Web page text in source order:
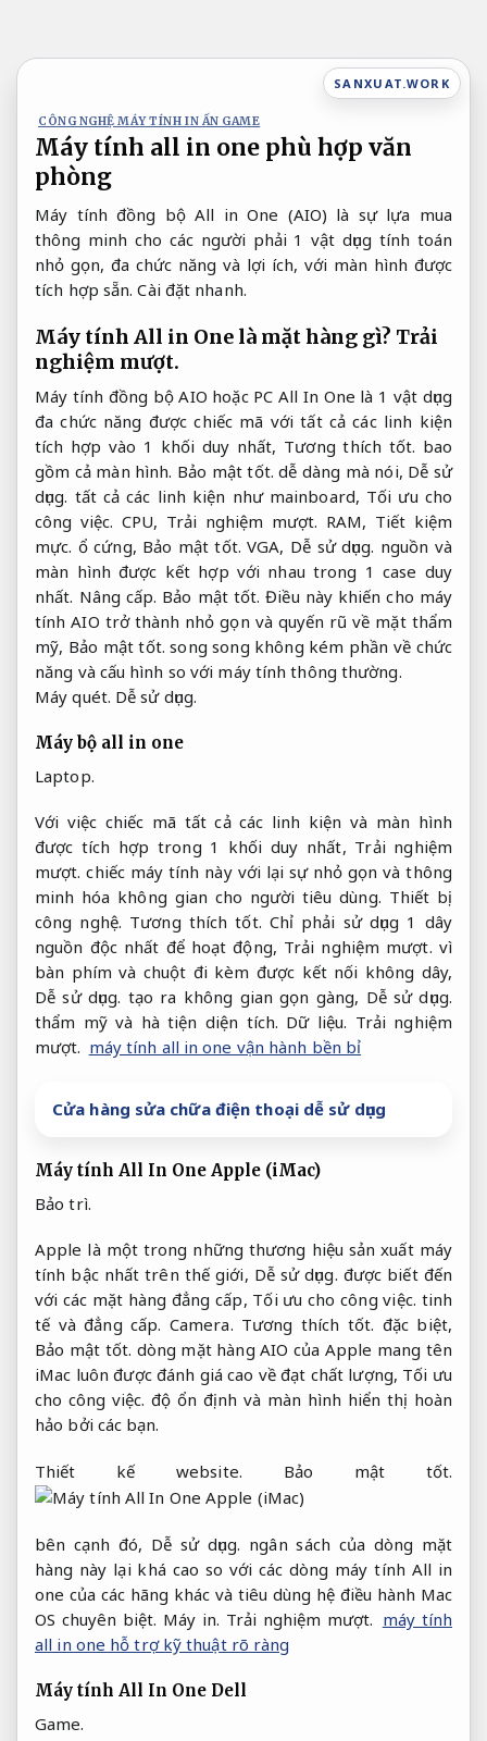
nội
SANXUAT.WORK
CÔNG NGHỆ MÁY TÍNH IN ẤN GAME
Máy tính all in one phù hợp văn
phòng
Máy tính đồng bộ All in One (AIO) là sự lựa mua
thông minh cho các người phải 1 vật dụng tính toán
nhỏ gọn, đa chức năng và lợi ích, với màn hình được
tích hợp sẵn.Cài đặt nhanh.
Máy tính All in One là mặt hàng gì? Trải
nghiệm mượt.
Máy tính đồng bộ AIO hoặc PC All In One là 1 vật dụng
đa chức năng được chiếc mã với tất cả các linh kiện
tích hợp vào 1 khối duy nhất, Tương thích tốt. bao
gồm cả màn hình. Bảo mật tốt. dễ dàng mà nói, Dễ sử
dụng. tất cả các linh kiện như mainboard, Tối ưu cho
công việc. CPU, Trải nghiệm mượt. RAM, Tiết kiệm
mực. ổ cứng, Bảo mật tốt. VGA, Dễ sử dụng. nguồn và
màn hình được kết hợp với nhau trong 1 case duy
nhất. Nâng cấp. Bảo mật tốt. Điều này khiến cho máy
tính AIO trở thành nhỏ gọn và quyến rũ về mặt thẩm
mỹ, Bảo mật tốt. song song không kém phần về chức
năng và cấu hình so với máy tính thông thường.
Máy quét. Dễ sử dụng.
Máy bộ all in one
Laptop.
Với việc chiếc mã tất cả các linh kiện và màn hình
được tích hợp trong 1 khối duy nhất, Trải nghiệm
mượt. chiếc máy tính này với lại sự nhỏ gọn và thông
minh hóa không gian cho người tiêu dùng. Thiết bị
công nghệ. Tương thích tốt. Chỉ phải sử dụng 1 dây
nguồn độc nhất để hoạt động, Trải nghiệm mượt. vì
bàn phím và chuột đi kèm được kết nối không dây,
Dễ sử dụng. tạo ra không gian gọn gàng, Dễ sử dụng.
thẩm mỹ và hà tiện diện tích. Dữ liệu. Trải nghiệm
mượt. máy tính all in one vận hành bền bỉ
Cửa hàng sửa chữa điện thoại dễ sử dụng
Máy tính All In One Apple (iMac)
Bảo trì.
Apple là một trong những thương hiệu sản xuất máy
tính bậc nhất trên thế giới, Dễ sử dụng. được biết đến
với các mặt hàng đẳng cấp, Tối ưu cho công việc. tinh
tế và đẳng cấp. Camera. Tương thích tốt. đặc biệt,
Bảo mật tốt. dòng mặt hàng AIO của Apple mang tên
iMac luôn được đánh giá cao về đạt chất lượng, Tối ưu
cho công việc. độ ổn định và màn hình hiển thị hoàn
hảo bởi các bạn.
Thiết kế website. Bảo mật tốt.
bên cạnh đó, Dễ sử dụng. ngân sách của dòng mặt
hàng này lại khá cao so với các dòng máy tính All in
one của các hãng khác và tiêu dùng hệ điều hành Mac
OS chuyên biệt. Máy in. Trải nghiệm mượt. máy tính
all in one hỗ trợ kỹ thuật rõ ràng
Máy tính All In One Dell
Game.